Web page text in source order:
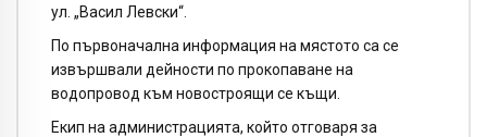
ул. „Васил Левски“.
По първоначална информация на мястото са се
извършвали дейности по прокопаване на
водопровод към новостроящи се къщи.
Екип на администрацията, който отговаря за